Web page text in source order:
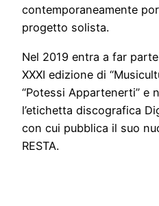
contemporaneamente
progetto solista.
Nel 2019 entra a far
XXXI edizione di
“Potessi Appartenerti” e
l’etichetta discografica
con cui pubblica il suo
RESTA.